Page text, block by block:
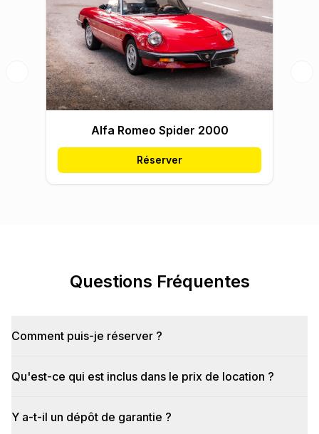
Alfa Romeo Spider 2000
Réserver
Previous slide
Questions Fréquentes
Comment puis-je réserver ?
Qu'est-ce qui est inclus dans le prix de location ?
Y a-t-il un dépôt de garantie ?